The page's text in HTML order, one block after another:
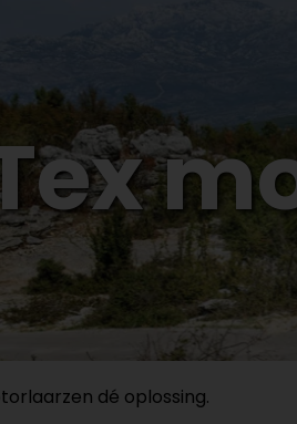
dé oplossing.